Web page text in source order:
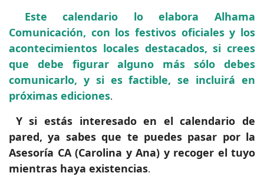
Este calendario lo elabora Alhama
Comunicación, con los festivos oficiales y los
acontecimientos locales destacados, si crees
que debe figurar alguno más sólo debes
comunicarlo, y si es factible, se incluirá en
próximas ediciones.
Y si estás interesado en el calendario de
pared, ya sabes que te puedes pasar por la
Asesoría CA (Carolina y Ana) y recoger el tuyo
mientras haya existencias.